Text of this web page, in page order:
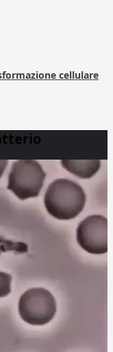
cellulare